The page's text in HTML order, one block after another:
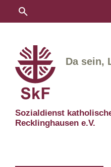
Sozialdienst
Recklinghausen e.V.
Da sein,